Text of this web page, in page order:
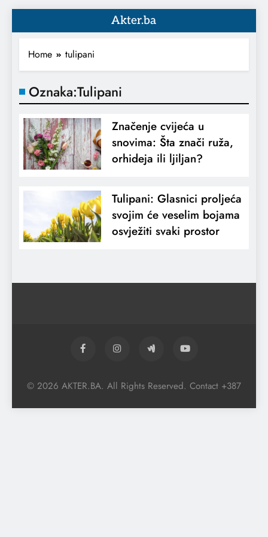
Akter.ba
Home tulipani
Oznaka:Tulipani
Značenje cvijeća u
snovima: Šta znači ruža,
orhideja ili ljiljan?
Tulipani: Glasnici proljeća
svojim će veselim bojama
osvježiti svaki prostor
© 2026 AKTER.BA. All Rights Reserved. Contact +387